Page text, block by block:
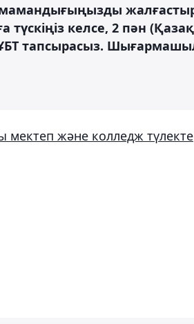
мамандығыңызды
келсе, 2 пән
тапсырасыз.
мектеп және колледж